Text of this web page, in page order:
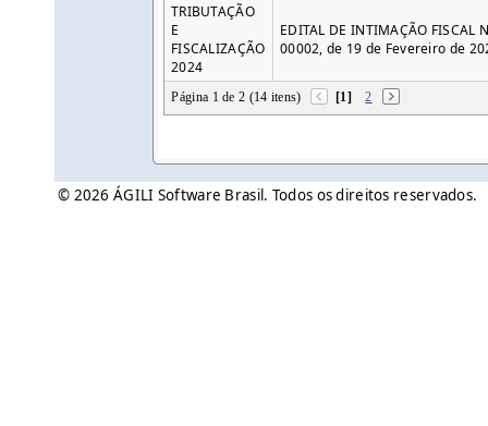
TRIBUTAÇÃO
E
FISCALIZAÇÃO
2024
EDITAL DE INTIMAÇÃO FISCAL
00002, de 19 de Fevereiro de
Página 1 de 2 (14 itens) [1] 2
© 2026 ÁGILI Software Brasil. Todos os direitos reservados.